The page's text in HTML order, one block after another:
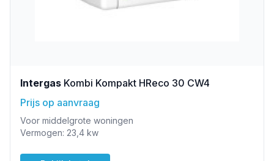
Intergas Kombi Kompakt HReco 30 CW4
Prijs op aanvraag
Voor middelgrote woningen
Vermogen: 23,4 kw